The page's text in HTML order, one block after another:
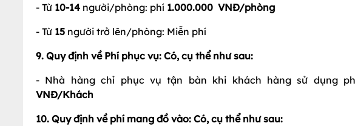
- Từ 10-14 người/phòng: phí 1.000.000 VNĐ/phòng
- Từ 15 người trở lên/phòng: Miễn phí
9. Quy định về Phí phục vụ: Có, cụ thể như sau:
- Nhà hàng chỉ phục vụ tận bàn khi khách hàng sử dụng
VNĐ/Khách
10. Quy định về phí mang đồ vào: Có, cụ thể như sau: